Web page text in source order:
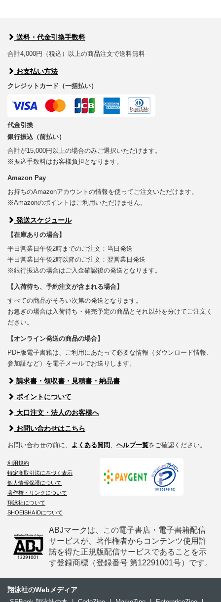
送料・代金引換手数料
合計4,000円（税込）以上の商品注文で送料無料
お支払い方法
クレジットカード（一括払い）
代金引換
銀行振込（前払い）
合計が15,000円以上の場合のみご選択いただけます。
※振込手数料はお客様負担となります。
Amazon Pay
お持ちのAmazonアカウントの情報を使ってご注文いただけます。
※Amazonのポイントはご利用いただけません。
発送スケジュール
【在庫ありの場合】
平日営業日午後2時までのご注文：当日発送
平日営業日午後2時以降のご注文：翌営業日発送
※銀行振込の場合はご入金確認後の発送となります。
【入荷待ち、予約注文が含まれる場合】
すべての商品がそろい次第の発送となります。
お急ぎの場合は入荷待ち・発売予定の商品とそれ以外を分けてご注文く
ださい。
【オンライン発送の商品の場合】
PDF版電子書籍は、ご利用にあたって必要な情報（ダウンロード情報、
参加証など）を電子メールでお送りします。
請求書・領収書・見積書・納品書
ポイントについて
大口注文・法人のお客様へ
お問い合わせはこちら
お問い合わせの前に、 よくある質問、 ヘルプ一覧をご確認ください。
利用規約
特定商取引法に基づく表示
個人情報保護について
著作権・リンクについて
翔泳社について
SHOEISHA iDについて
ABJマークは、この電子書店・電子書籍配信
サービスが、著作権者からコンテンツ使用許
諾を得た正規版配信サービスであることを示
す登録商標（登録番号 第12291001号）です。
翔泳社のWebメディア